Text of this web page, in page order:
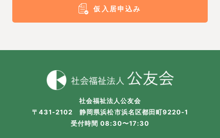
仮入居申込み
社会福祉法人公友会
〒431-2102 静岡県浜松市浜名区都田町9220-1
受付時間 08:30〜17:30